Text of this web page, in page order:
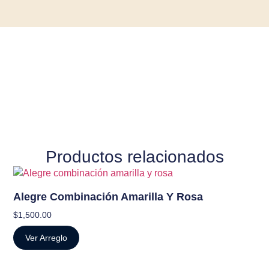
Productos relacionados
Alegre Combinación Amarilla Y Rosa
$1,500.00
Ver Arreglo